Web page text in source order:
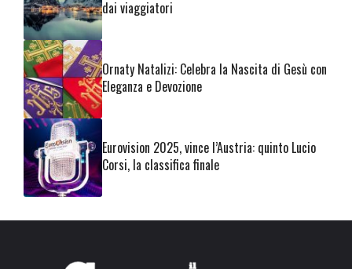
dai viaggiatori
Ornaty Natalizi: Celebra la Nascita di Gesù con
Eleganza e Devozione
Eurovision 2025, vince l’Austria: quinto Lucio
Corsi, la classifica finale